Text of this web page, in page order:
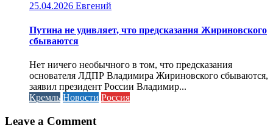
25.04.2026 Евгений
Путина не удивляет, что предсказания Жириновского
сбываются
Нет ничего необычного в том, что предсказания
основателя ЛДПР Владимира Жириновского сбываются,
заявил президент России Владимир...
Кремль Новости Россия
Leave a Comment